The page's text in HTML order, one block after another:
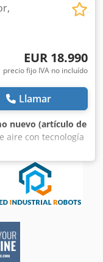
EUR 18.990
precio fijo IVA no incluído
Llamar
nuevo (artículo de
aire con tecnología
pabellones;
7/12 °C cuando se
capacidad de
20.000 m³/h; 4